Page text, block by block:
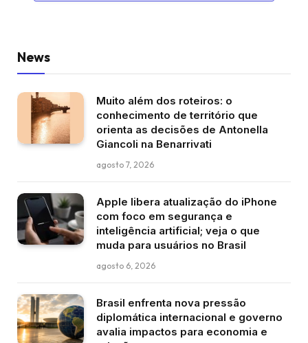
News
Muito além dos roteiros: o
conhecimento de território que
orienta as decisões de Antonella
Giancoli na Benarrivati
agosto 7, 2026
Apple libera atualização do iPhone
com foco em segurança e
inteligência artificial; veja o que
muda para usuários no Brasil
agosto 6, 2026
Brasil enfrenta nova pressão
diplomática internacional e governo
avalia impactos para economia e